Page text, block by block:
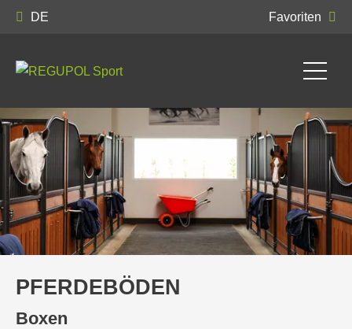
DE Favoriten
PFERDEBÖDEN
Boxen